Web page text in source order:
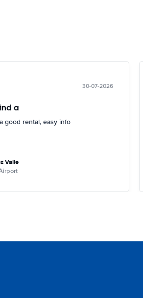
30-07-2026
a
good rental, easy info
Valle